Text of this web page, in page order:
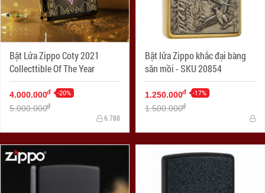
Bật Lửa Zippo Coty 2021
Collecttible Of The Year
4.000.000đ -20%
5.000.000đ
6.788
Bật lửa Zippo khắc đại bàng
săn mồi - SKU 20854
1.250.000đ -17%
1.500.000đ